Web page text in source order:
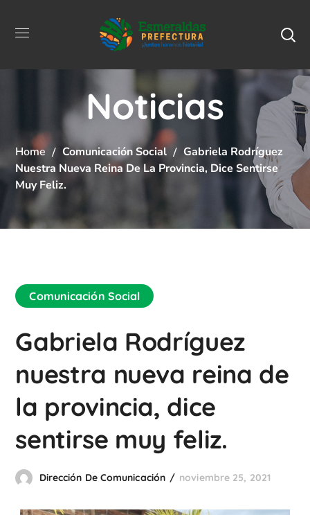
Noticias
Home Comunicación Social
Gabriela Rodríguez
Nuestra Nueva Reina De La Provincia, Dice Sentirse
Muy Feliz.
Comunicación Social
Gabriela Rodríguez
nuestra nueva reina de
la provincia, dice
sentirse muy feliz.
Dirección De Comunicación noviembre 25, 2021